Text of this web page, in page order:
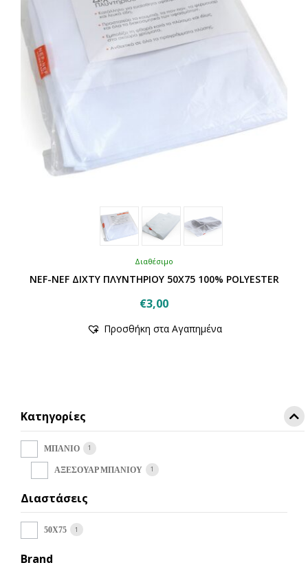
Διαθέσιμο
NEF-NEF ΔΙΧΤΥ ΠΛΥΝΤΗΡΙΟΥ 50X75 100% POLYESTER
€3,00
Προσθήκη στα Αγαπημένα
Κατηγορίες
ΜΠΑΝΙΟ 1
ΑΞΕΣΟΥΑΡ ΜΠΑΝΙΟΥ 1
Διαστάσεις
50X75 1
Brand